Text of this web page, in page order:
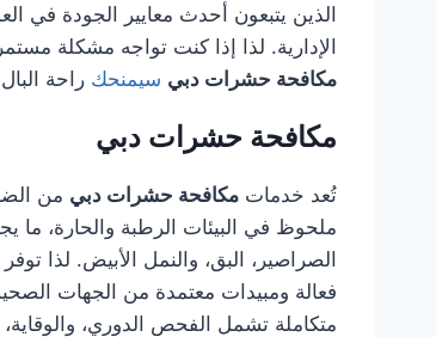
الذين يتبعون أحدث معايير الجودة في
الإدارية. لذا إذا كنت تواجه مشكلة
مكافحة حشرات دبي سيمنحك راحة
مكافحة حشرات دبي
تُعد خدماتمكافحة حشرات دبي من
ملحوظ في البيئات الرطبة والحارة، ما
الصراصير، البق، والنمل الأبيض. لذا
فعالة ومبيدات معتمدة من الجهات
متكاملة تشمل الفحص الدوري،